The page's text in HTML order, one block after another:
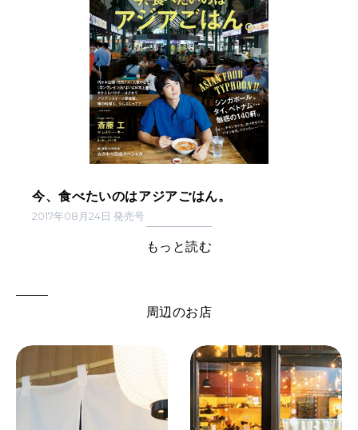
今、食べたいのはアジアごはん。
2017年08月24日 発売号
もっと読む
周辺のお店